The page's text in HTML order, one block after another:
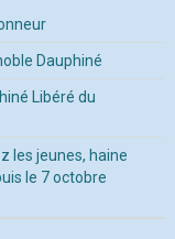
Dauphiné
Libéré du
les jeunes, haine
le 7 octobre